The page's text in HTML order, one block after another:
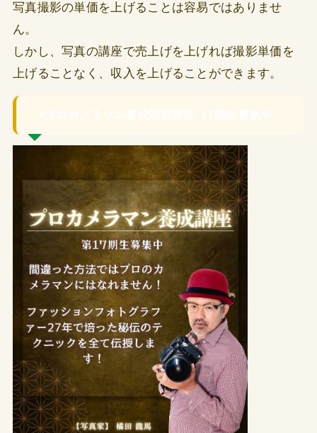
写真撮影の単価を上げることは容易ではありませ
ん。
しかし、写真の講座で売上げを上げれば撮影単価を
上げることなく、収入を上げることができます。